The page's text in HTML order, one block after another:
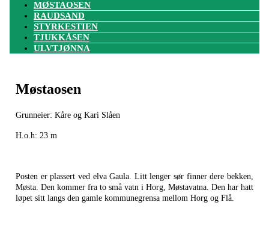
MØSTAOSEN
RAUDSAND
STYRKESTIEN
TJUKKÅSEN
ULVTJØNNA
Møstaosen
Grunneier: Kåre og Kari Slåen
H.o.h: 23 m
Posten er plassert ved elva Gaula. Litt lenger sør finner dere bekken,
Møsta. Den kommer fra to små vatn i Horg, Møstavatna. Den har hatt
løpet sitt langs den gamle kommunegrensa mellom Horg og Flå.